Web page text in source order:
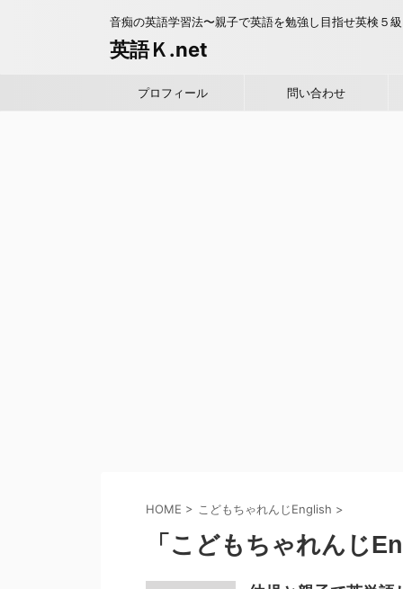
音痴の英語学習法〜親子で英語を勉強し目指せ英検５級
英語Ｋ.net
プロフィール 問い合わせ
HOME > こどもちゃれんじEnglish >
「こどもちゃれんじ